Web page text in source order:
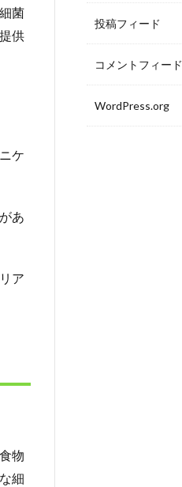
菌
供
ケ
あ
ア
物
細
投稿フィード
コメントフィード
WordPress.org